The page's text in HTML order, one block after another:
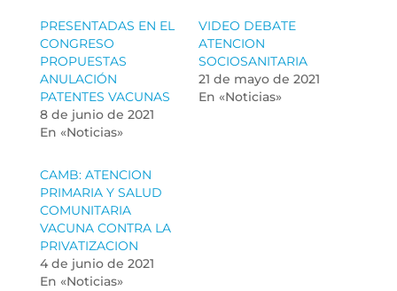
PRESENTADAS EN EL
CONGRESO
PROPUESTAS
ANULACIÓN
PATENTES VACUNAS
8 de junio de 2021
En «Noticias»
VIDEO DEBATE
ATENCION
SOCIOSANITARIA
21 de mayo de 2021
En «Noticias»
CAMB: ATENCION
PRIMARIA Y SALUD
COMUNITARIA
VACUNA CONTRA LA
PRIVATIZACION
4 de junio de 2021
En «Noticias»